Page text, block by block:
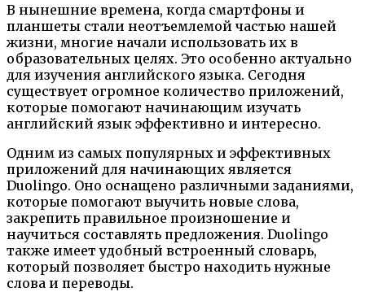
В нынешние времена, когда смартфоны и
планшеты стали неотъемлемой частью нашей
жизни, многие начали использовать их в
образовательных целях. Это особенно актуально
для изучения английского языка. Сегодня
существует огромное количество приложений,
которые помогают начинающим изучать
английский язык эффективно и интересно.
Одним из самых популярных и эффективных
приложений для начинающих является
Duolingo. Оно оснащено различными заданиями,
которые помогают выучить новые слова,
закрепить правильное произношение и
научиться составлять предложения. Duolingo
также имеет удобный встроенный словарь,
который позволяет быстро находить нужные
слова и переводы.